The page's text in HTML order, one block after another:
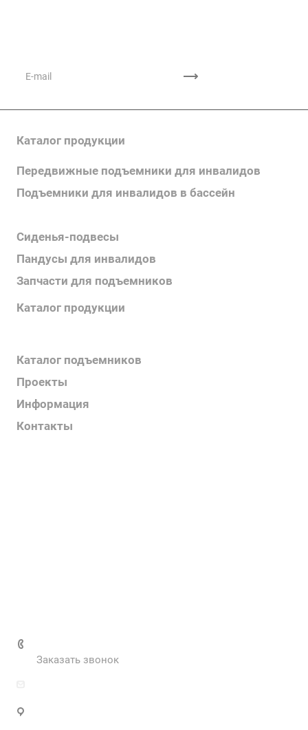
Каталог продукции
Передвижные подъемники для инвалидов
Подъемники для инвалидов в бассейн
Сиденья-подвесы
Пандусы для инвалидов
Запчасти для подъемников
Каталог продукции
Каталог подъемников
Проекты
Информация
Контакты
Заказать звонок